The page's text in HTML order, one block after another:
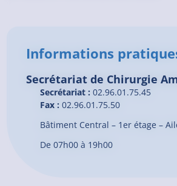
Informations
Secrétariat de Chirurgie
Secrétariat : 02.96.01.75.45
Fax : 02.96.01.75.50
Bâtiment Central – 1er étage –
De 07h00 à 19h00